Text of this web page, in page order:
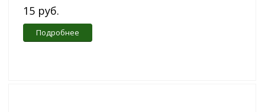
15 руб.
Подробнее